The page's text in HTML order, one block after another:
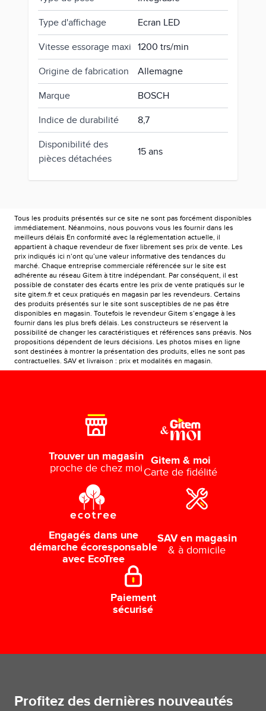
Type d'affichage Ecran LED
Vitesse essorage maxi 1200 trs/min
Origine de fabrication Allemagne
Marque BOSCH
Indice de durabilité 8,7
Disponibilité des
pièces détachées
15 ans
Tous les produits présentés sur ce site ne sont pas forcément disponibles
immédiatement. Néanmoins, nous pouvons vous les fournir dans les
meilleurs délais En conformité avec la réglementation actuelle, il
appartient à chaque revendeur de fixer librement ses prix de vente. Les
prix indiqués ici n’ont qu’une valeur informative des tendances du
marché. Chaque entreprise commerciale référencée sur le site est
adhérente au réseau Gitem à titre indépendant. Par conséquent, il est
possible de constater des écarts entre les prix de vente pratiqués sur le
site gitem.fr et ceux pratiqués en magasin par les revendeurs. Certains
des produits présentés sur le site sont susceptibles de ne pas être
disponibles en magasin. Toutefois le revendeur Gitem s’engage à les
fournir dans les plus brefs délais. Les constructeurs se réservent la
possibilité de changer les caractéristiques et références sans préavis. Nos
propositions dépendent de leurs décisions. Les photos mises en ligne
sont destinées à montrer la présentation des produits, elles ne sont pas
contractuelles. SAV et livraison : prix et modalités en magasin.
Trouver un magasin
proche de chez moi
Gitem & moi
Carte de fidélité
Engagés dans une
démarche écoresponsable
avec EcoTree
SAV en magasin
& à domicile
Paiement
sécurisé
Profitez des dernières nouveautés